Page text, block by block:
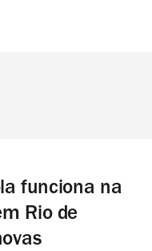
funciona na
Rio de